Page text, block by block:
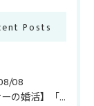
Posts
08
【アラサーの婚活】「子供がほしい」焦りを解消！逆算して最短で結果を出す現実的な対策法